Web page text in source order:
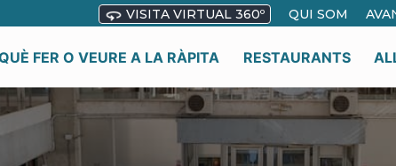
VISITA VIRTUAL 360º QUI SOM
FER O VEURE A LA RÀPITA RESTAURANTS